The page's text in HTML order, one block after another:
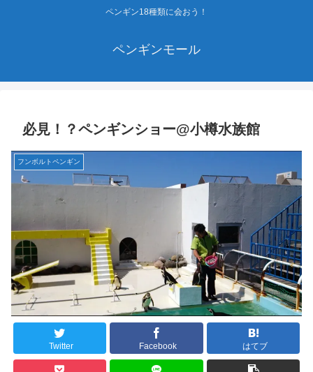
ペンギン18種類に会おう！
ペンギンモール
必見！？ペンギンショー@小樽水族館
フンボルトペンギン
Twitter Facebook はてブ